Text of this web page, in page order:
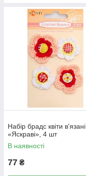
Набір брадс квіти в'язані
«Яскраві», 4 шт
В наявності
77 ₴